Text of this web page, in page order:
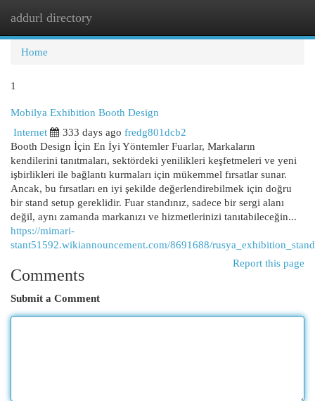
addurl directory
Home
1
Mobilya Exhibition Booth Design
Internet
333 days ago fredg801dcb2
Booth Design İçin En İyi Yöntemler Fuarlar, Markaların
kendilerini tanıtmaları, sektördeki yenilikleri keşfetmeleri ve yeni
işbirlikleri ile bağlantı kurmaları için mükemmel fırsatlar sunar.
Ancak, bu fırsatları en iyi şekilde değerlendirebilmek için doğru
bir stand setup gereklidir. Fuar standınız, sadece bir sergi alanı
değil, aynı zamanda markanızı ve hizmetlerinizi tanıtabileceğin...
https://mimari-
stant51592.wikiannouncement.com/8691688/rusya_exhibition_stand
Report this page
Comments
Submit a Comment